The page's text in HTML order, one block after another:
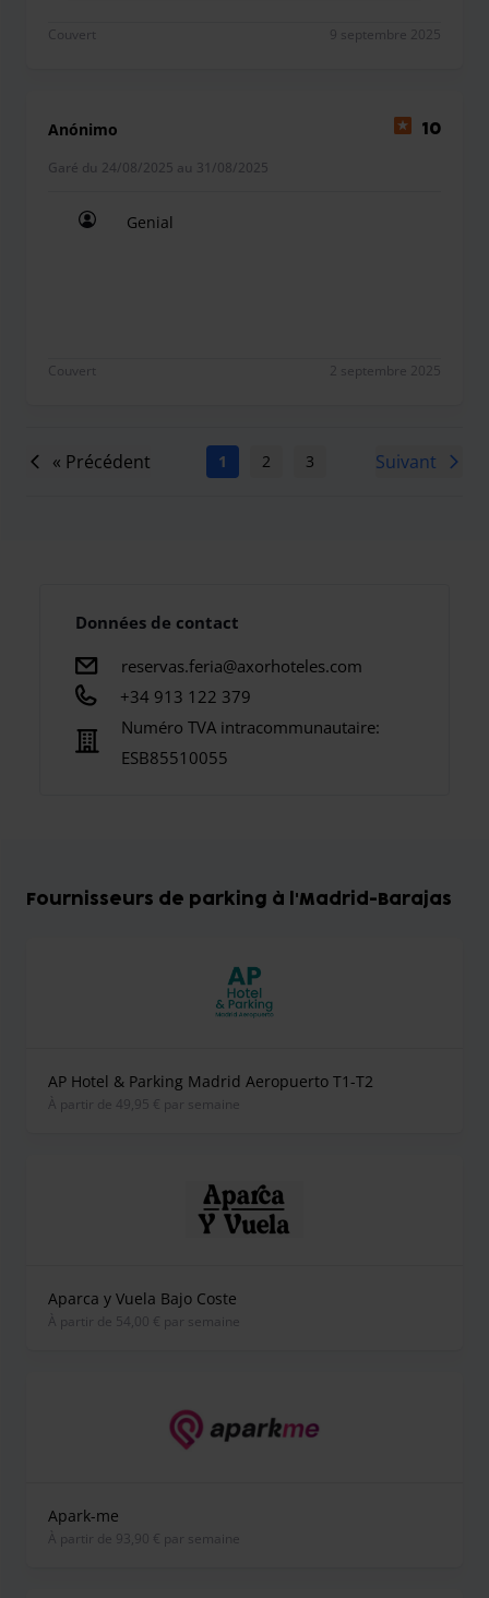
Couvert 9 septembre 2025
Anónimo 10
Garé du 24/08/2025 au 31/08/2025
Genial
Couvert 2 septembre 2025
« Précédent 1 2 3 5
Suivant
Données de contact
reservas.feria@axorhoteles.com
+34 913 122 379
Numéro TVA intracommunautaire:
ESB85510055
Fournisseurs de parking à l'Madrid-Barajas
AP Hotel & Parking Madrid Aeropuerto T1-T2
À partir de 49,95 € par semaine
Aparca y Vuela Bajo Coste
À partir de 54,00 € par semaine
Apark-me
À partir de 93,90 € par semaine